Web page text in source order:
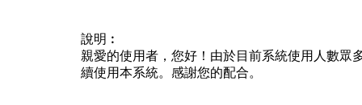
說明︰
親愛的使用者，您好！由於目前系統使用人數眾
續使用本系統。感謝您的配合。